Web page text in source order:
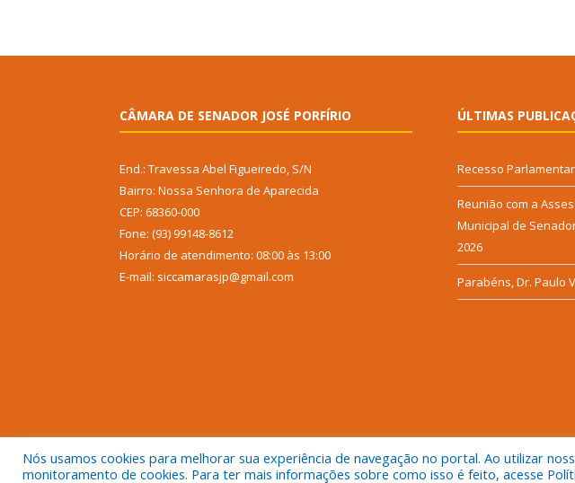
CÂMARA DE SENADOR JOSÉ PORFÍRIO
End.: Travessa Abel Figueiredo, S/N
Bairro: Nossa Senhora de Aparecida
CEP: 68360-000
Fone: (93) 99148-8612
Horário de atendimento: 08:00 às 13:00
E-mail: siccamarasjp@gmail.com
ÚLTIMAS
Recesso Parlamentar
Reunião com a
Municipal de
2026
Parabéns, Dr. Paulo
Nós usamos cookies para melhorar sua experiência de navegação no portal. Ao utilizar
monitoramento de cookies. Para ter mais informações sobre como isso é feito, acesse